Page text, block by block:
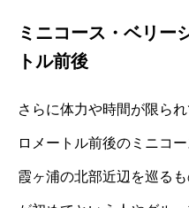
ミニコース・ベリー
トル前後
さらに体力や時間が限ら
ロメートル前後のミニコ
霞ヶ浦の北部近辺を巡る